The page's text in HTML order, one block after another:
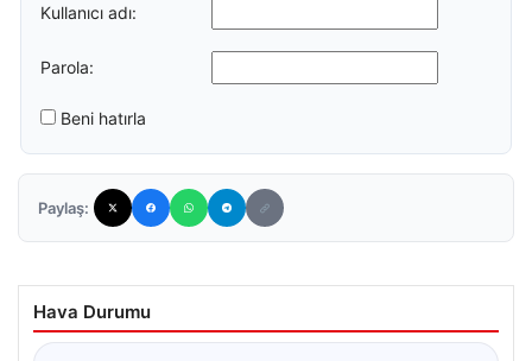
Kullanıcı adı:
Parola:
Beni hatırla
Paylaş:
Hava Durumu